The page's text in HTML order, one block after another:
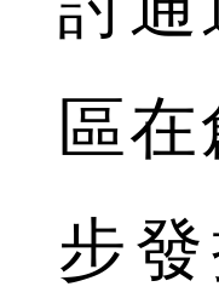
區
步